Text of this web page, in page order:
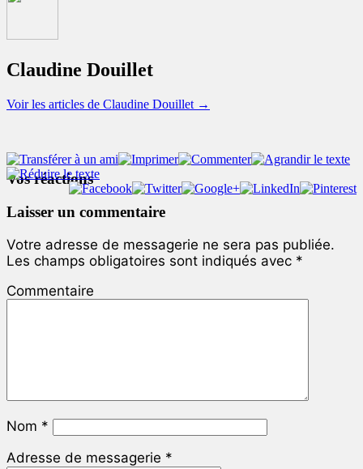
Claudine Douillet
Voir les articles de Claudine Douillet →
Vos réactions
Laisser un commentaire
Votre adresse de messagerie ne sera pas publiée.
Les champs obligatoires sont indiqués avec *
Commentaire
Nom *
Adresse de messagerie *